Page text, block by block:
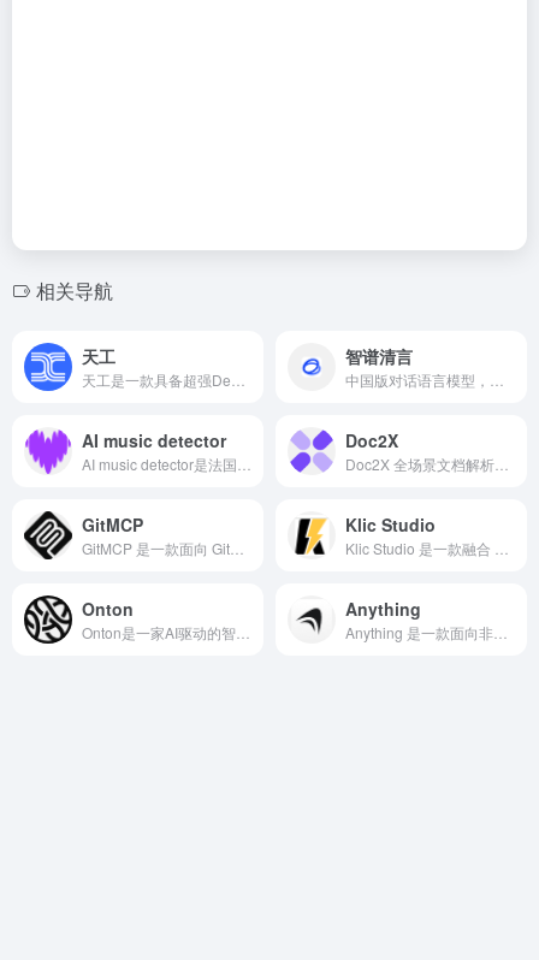
相关导航
天工 智谱清言
AI music detector Doc2X
GitMCP Klic Studio
Onton Anything